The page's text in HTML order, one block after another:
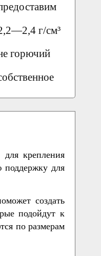
г/см³
горючий
крепления
поддержку для
создать
подойдут к
по размерам